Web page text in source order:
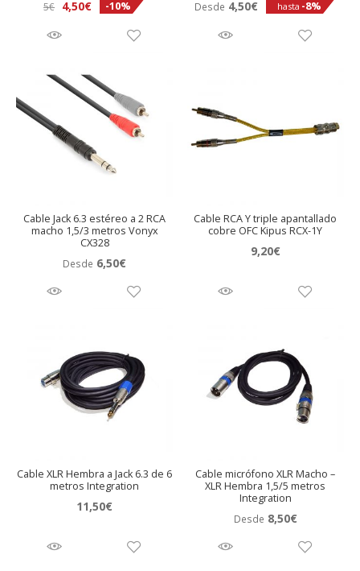
5€
El
original
5€.
4,50€El
actual
4,50€.
-10% Desde 4,50€ hasta -8%
Cable Jack 6.3 estéreo a 2 RCA
macho 1,5/3 metros Vonyx
CX328
Desde 6,50€
Cable RCA Y triple apantallado
cobre OFC Kipus RCX-1Y
9,20€
Cable XLR Hembra a Jack 6.3 de 6
metros Integration
11,50€
Cable micrófono XLR Macho –
XLR Hembra 1,5/5 metros
Integration
Desde 8,50€